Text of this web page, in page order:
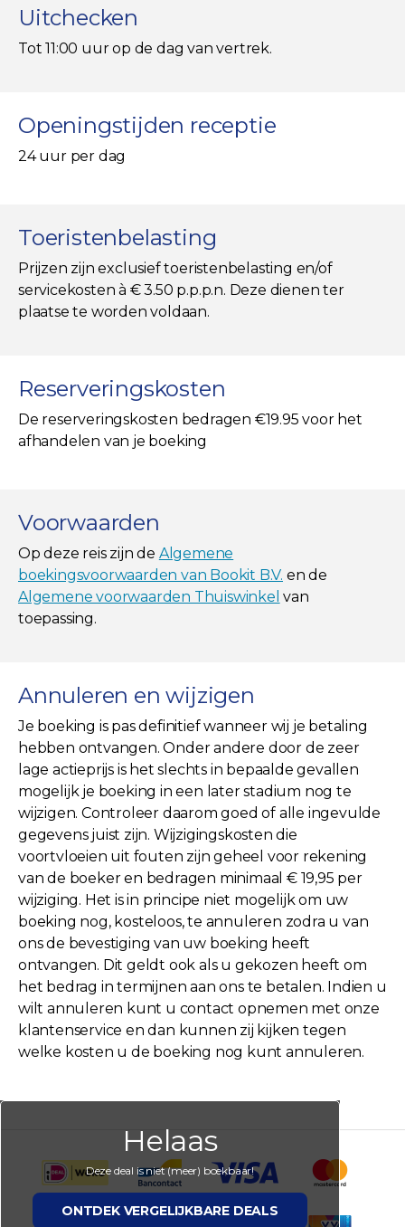
Uitchecken
Tot 11:00 uur op de dag van vertrek.
Openingstijden receptie
24 uur per dag
Toeristenbelasting
Prijzen zijn exclusief toeristenbelasting en/of
servicekosten à € 3.50 p.p.p.n. Deze dienen ter
plaatse te worden voldaan.
Reserveringskosten
De reserveringskosten bedragen €19.95 voor het
afhandelen van je boeking
Voorwaarden
Op deze reis zijn de Algemene
boekingsvoorwaarden van Bookit B.V. en de
Algemene voorwaarden Thuiswinkel van
toepassing.
Annuleren en wijzigen
Je boeking is pas definitief wanneer wij je betaling
hebben ontvangen. Onder andere door de zeer
lage actieprijs is het slechts in bepaalde gevallen
mogelijk je boeking in een later stadium nog te
wijzigen. Controleer daarom goed of alle ingevulde
gegevens juist zijn. Wijzigingskosten die
voortvloeien uit fouten zijn geheel voor rekening
van de boeker en bedragen minimaal € 19,95 per
wijziging. Het is in principe niet mogelijk om uw
boeking nog, kosteloos, te annuleren zodra u van
ons de bevestiging van uw boeking heeft
ontvangen. Dit geldt ook als u gekozen heeft om
het bedrag in termijnen aan ons te betalen. Indien u
wilt annuleren kunt u contact opnemen met onze
klantenservice en dan kunnen zij kijken tegen
welke kosten u de boeking nog kunt annuleren.
Helaas
Deze deal is niet (meer) boekbaar!
ONTDEK VERGELIJKBARE DEALS